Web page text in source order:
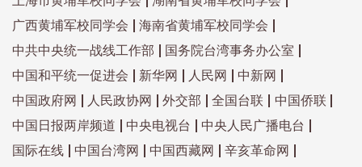
广西黄埔军校同学会
海南省黄埔军校同学会
中共中央统一战线工作部
国务院台湾事务办公室
中国和平统一促进会
新华网 人民网
中新网
中国政府网
人民政协网 外交部 全国台联
中国侨联
中国日报两岸频道
中央电视台
中央人民广播电台
国际在线
中国台湾网 中国西藏网 辛亥革命网